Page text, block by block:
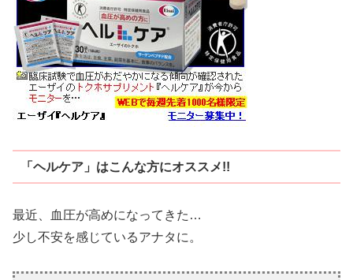
「ヘルケア」はこんな方にオススメ!!
最近、血圧が高めになってきた…
少し不安を感じているアナタに。